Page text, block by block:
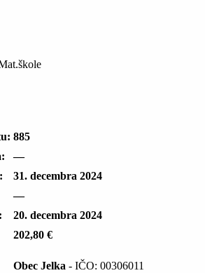
885
—
31. decembra 2024
—
20. decembra 2024
202,80 €
Obec Jelka - IČO: 00306011